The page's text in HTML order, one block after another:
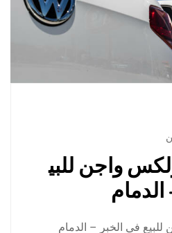
واجن للبي
في الخبر – الدمام